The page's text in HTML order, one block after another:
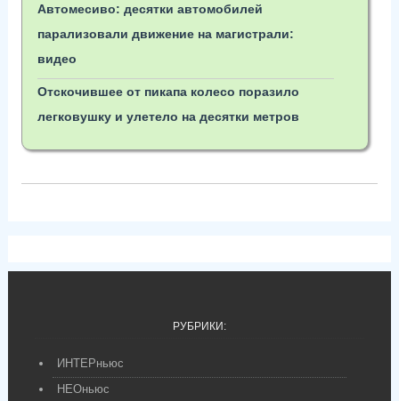
Автомесиво: десятки автомобилей
парализовали движение на магистрали:
видео
Отскочившее от пикапа колесо поразило
легковушку и улетело на десятки метров
РУБРИКИ:
ИНТЕРньюс
НЕОньюс